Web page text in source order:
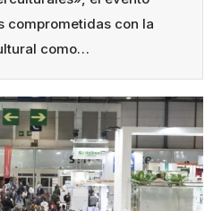
comprometidas con la
como…